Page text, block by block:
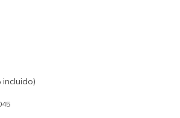
incluido)